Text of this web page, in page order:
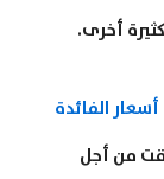
أسعار الفائدة
من أجل